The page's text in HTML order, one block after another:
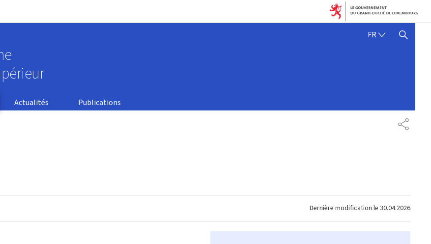
FRFRANÇAIS
AFFICHER / MASQUER
Actualités
Publications
Dernière modification le 30.04.2026